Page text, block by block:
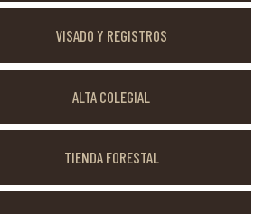
VISADO Y REGISTROS
ALTA COLEGIAL
TIENDA FORESTAL